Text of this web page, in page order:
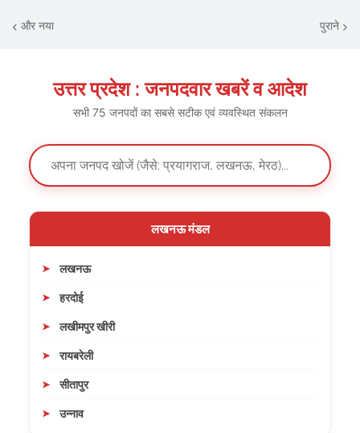
और नया पुराने
उत्तर प्रदेश : जनपदवार खबरें व आदेश
सभी 75 जनपदों का सबसे सटीक एवं व्यवस्थित संकलन
लखनऊ मंडल
लखनऊ
हरदोई
लखीमपुर खीरी
रायबरेली
सीतापुर
उन्नाव